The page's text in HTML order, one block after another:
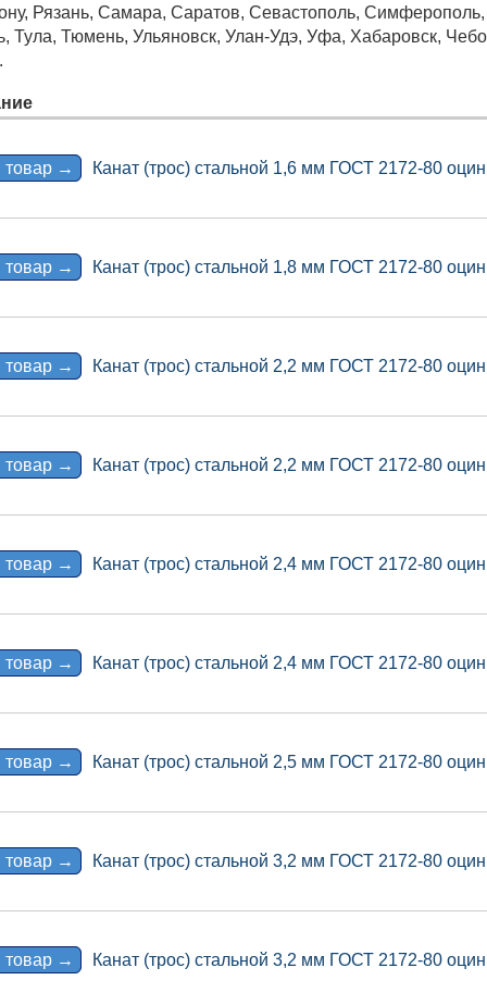
Рязань, Самара, Саратов, Севастополь,
Тула, Тюмень, Ульяновск, Улан-Удэ, Уфа, Хабаровск,
товар → Канат (трос) стальной 1,6 мм ГОСТ 2172-80
товар → Канат (трос) стальной 1,8 мм ГОСТ 2172-80
товар → Канат (трос) стальной 2,2 мм ГОСТ 2172-80
товар → Канат (трос) стальной 2,2 мм ГОСТ 2172-80
товар → Канат (трос) стальной 2,4 мм ГОСТ 2172-80
товар → Канат (трос) стальной 2,4 мм ГОСТ 2172-80
товар → Канат (трос) стальной 2,5 мм ГОСТ 2172-80
товар → Канат (трос) стальной 3,2 мм ГОСТ 2172-80
товар → Канат (трос) стальной 3,2 мм ГОСТ 2172-80